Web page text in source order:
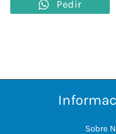
Pedir
Sobre